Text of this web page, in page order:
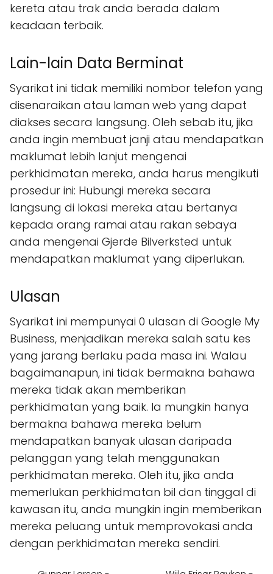
kereta atau trak anda berada dalam
keadaan terbaik.
Lain-lain Data Berminat
Syarikat ini tidak memiliki nombor telefon yang
disenaraikan atau laman web yang dapat
diakses secara langsung. Oleh sebab itu, jika
anda ingin membuat janji atau mendapatkan
maklumat lebih lanjut mengenai
perkhidmatan mereka, anda harus mengikuti
prosedur ini: Hubungi mereka secara
langsung di lokasi mereka atau bertanya
kepada orang ramai atau rakan sebaya
anda mengenai Gjerde Bilverksted untuk
mendapatkan maklumat yang diperlukan.
Ulasan
Syarikat ini mempunyai 0 ulasan di Google My
Business, menjadikan mereka salah satu kes
yang jarang berlaku pada masa ini. Walau
bagaimanapun, ini tidak bermakna bahawa
mereka tidak akan memberikan
perkhidmatan yang baik. Ia mungkin hanya
bermakna bahawa mereka belum
mendapatkan banyak ulasan daripada
pelanggan yang telah menggunakan
perkhidmatan mereka. Oleh itu, jika anda
memerlukan perkhidmatan bil dan tinggal di
kawasan itu, anda mungkin ingin memberikan
mereka peluang untuk memprovokasi anda
dengan perkhidmatan mereka sendiri.